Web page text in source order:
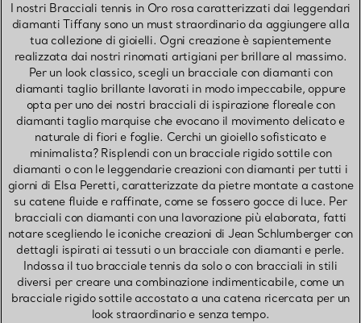
I nostri Bracciali tennis in Oro rosa caratterizzati dai leggendari
diamanti Tiffany sono un must straordinario da aggiungere alla
tua collezione di gioielli. Ogni creazione è sapientemente
realizzata dai nostri rinomati artigiani per brillare al massimo.
Per un look classico, scegli un bracciale con diamanti con
diamanti taglio brillante lavorati in modo impeccabile, oppure
opta per uno dei nostri bracciali di ispirazione floreale con
diamanti taglio marquise che evocano il movimento delicato e
naturale di fiori e foglie. Cerchi un gioiello sofisticato e
minimalista? Risplendi con un bracciale rigido sottile con
diamanti o con le leggendarie creazioni con diamanti per tutti i
giorni di Elsa Peretti, caratterizzate da pietre montate a castone
su catene fluide e raffinate, come se fossero gocce di luce. Per
bracciali con diamanti con una lavorazione più elaborata, fatti
notare scegliendo le iconiche creazioni di Jean Schlumberger con
dettagli ispirati ai tessuti o un bracciale con diamanti e perle.
Indossa il tuo bracciale tennis da solo o con bracciali in stili
diversi per creare una combinazione indimenticabile, come un
bracciale rigido sottile accostato a una catena ricercata per un
look straordinario e senza tempo.